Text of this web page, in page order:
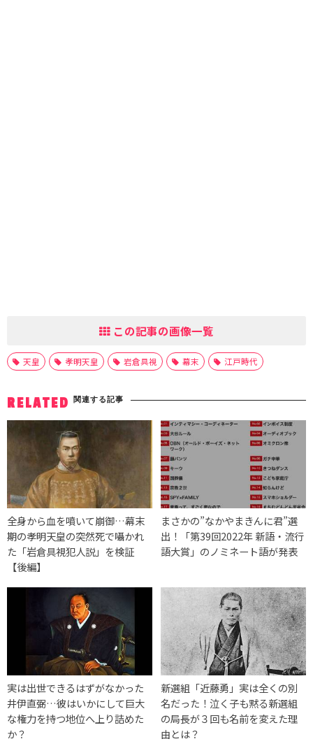
この記事の画像一覧
天皇 孝明天皇 岩倉具視 幕末 江戸時代
RELATED 関連する記事
全身から血を噴いて崩御…幕末
期の孝明天皇の突然死で囁かれ
た「岩倉具視犯人説」を検証
【後編】
まさかの”なかやまきんに君”選
出！「第39回2022年 新語・流行
語大賞」のノミネート語が発表
実は出世できるはずがなかった
井伊直弼…彼はいかにして巨大
な権力を持つ地位へ上り詰めた
か？
新選組「近藤勇」実は全くの別
名だった！泣く子も黙る新選組
の局長が３回も名前を変えた理
由とは？